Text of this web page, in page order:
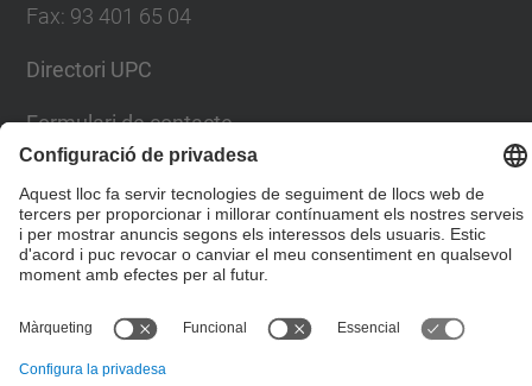
Fax: 93 401 65 04
Directori UPC
Formulari de contacte
© UPC Escola Tècnica Superior d'Enginyers de Camins,
Canals i Ports de Barcelona